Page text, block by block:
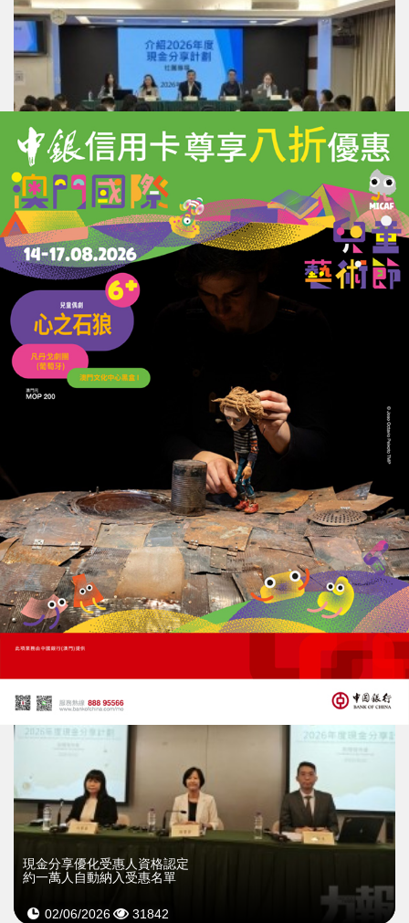
政府聯動社團力量
助社區居民掌握現金分享資訊
11/06/2026 12665
去年現金分享聲請發放5.3萬人獲批
申請人多為灣區工作居民約佔30%
03/06/2026 44006
現金分享優化受惠人資格認定
約一萬人自動納入受惠名單
02/06/2026 31842